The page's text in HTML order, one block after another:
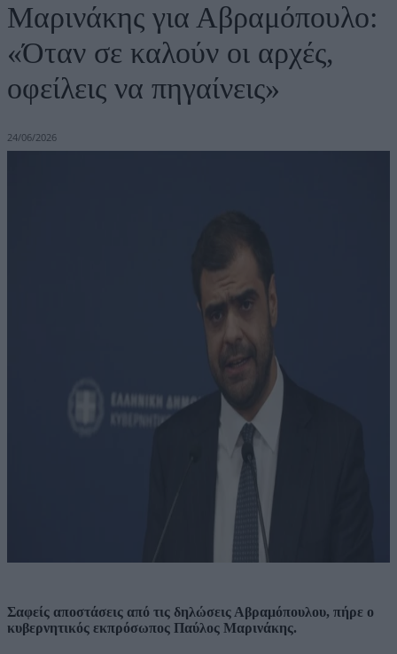
Μαρινάκης για Αβραμόπουλο:
«Όταν σε καλούν οι αρχές,
οφείλεις να πηγαίνεις»
24/06/2026
Σαφείς αποστάσεις από τις δηλώσεις Αβραμόπουλου, πήρε ο
κυβερνητικός εκπρόσωπος Παύλος Μαρινάκης.